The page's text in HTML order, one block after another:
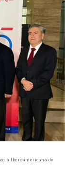
Iberoamericana de